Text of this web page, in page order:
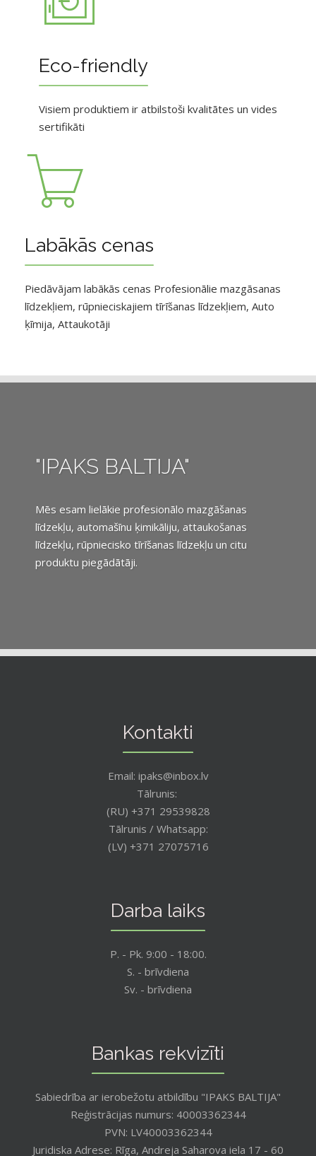
Eco-friendly
Visiem produktiem ir atbilstoši kvalitātes un vides
sertifikāti
Labākās cenas
Piedāvājam labākās cenas Profesionālie mazgāsanas
līdzekļiem, rūpnieciskajiem tīrīšanas līdzekļiem, Auto
ķīmija, Attaukotāji
"IPAKS BALTIJA"
Mēs esam lielākie profesionālo mazgāšanas
līdzekļu, automašīnu ķimikāliju, attaukošanas
līdzekļu, rūpniecisko tīrīšanas līdzekļu un citu
produktu piegādātāji.
Kontakti
Email: ipaks@inbox.lv
Tālrunis:
(RU) +371 29539828
Tālrunis / Whatsapp:
(LV) +371 27075716
Darba laiks
P. - Pk. 9:00 - 18:00.
S. - brīvdiena
Sv. - brīvdiena
Bankas rekvizīti
Sabiedrība ar ierobežotu atbildību "IPAKS BALTIJA"
Reģistrācijas numurs: 40003362344
PVN: LV40003362344
Juridiska Adrese: Rīga, Andreja Saharova iela 17 - 60